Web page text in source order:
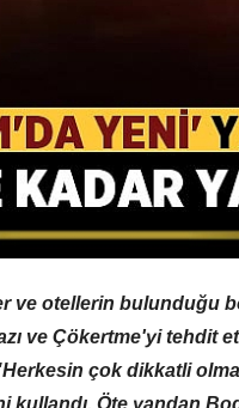
ve otellerin bulunduğu
ve Çökertme'yi tehdit
çok dikkatli